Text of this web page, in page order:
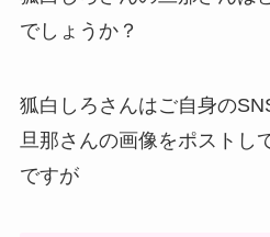
でしょうか？
狐白しろさんはご自身の
旦那さんの画像をポストし
ですが